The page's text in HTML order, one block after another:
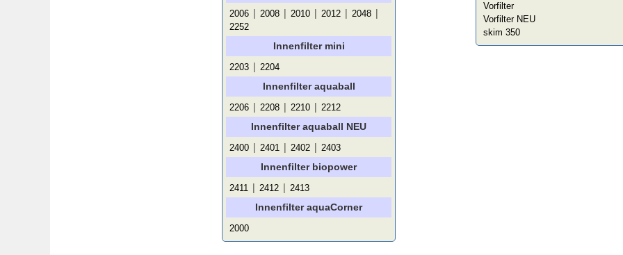
2006 | 2008 | 2010 | 2012 | 2048 |
2252
Innenfilter mini
2203 | 2204
Innenfilter aquaball
2206 | 2208 | 2210 | 2212
Innenfilter aquaball NEU
2400 | 2401 | 2402 | 2403
Innenfilter biopower
2411 | 2412 | 2413
Innenfilter aquaCorner
2000
Vorfilter
Vorfilter NEU
skim 350